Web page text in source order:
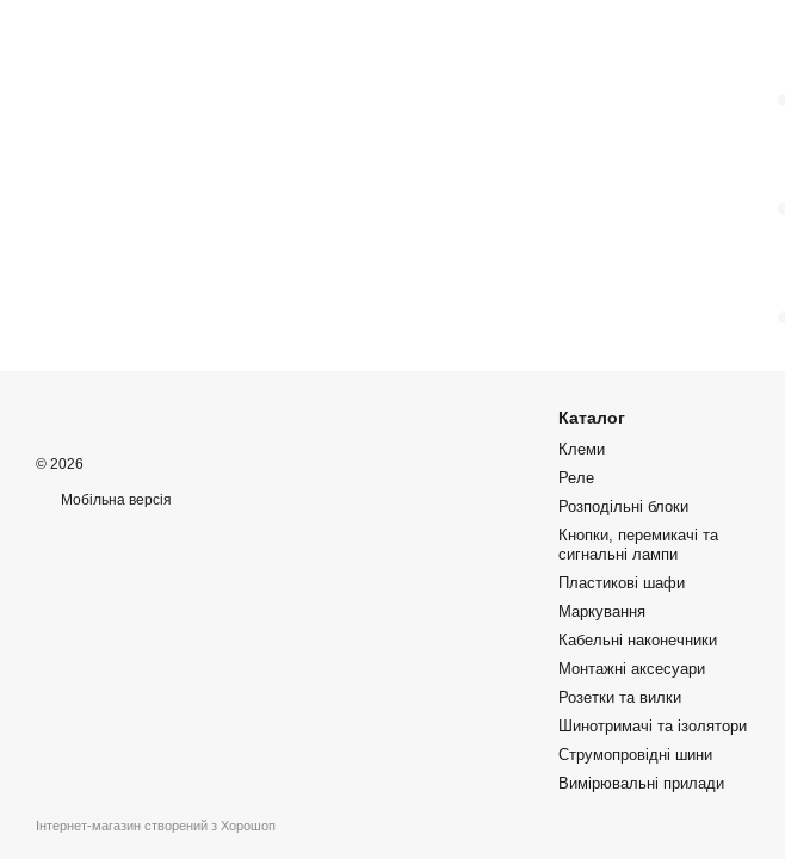
© 2026
Мобільна версія
Інтернет-магазин створений з Хорошоп
Каталог
Клеми
Реле
Розподільні блоки
Кнопки, перемикачі та
сигнальні лампи
Пластикові шафи
Маркування
Кабельні наконечники
Монтажні аксесуари
Розетки та вилки
Шинотримачі та ізолятори
Струмопровідні шини
Вимірювальні прилади